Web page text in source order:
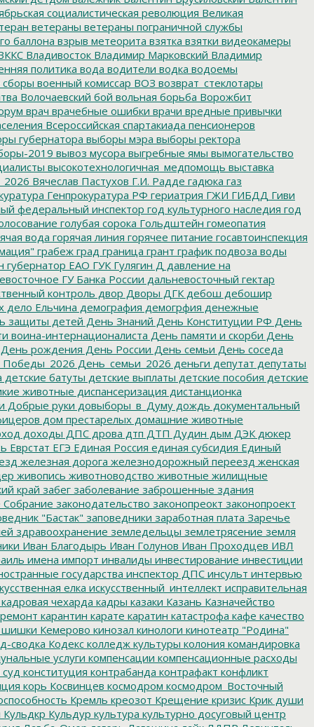
социалистическая революция Великая
ветераны ветераны пограничной службы
баллона взрыв метеорита взятка взятки видеокамеры
Владивосток Владимир Марковский Владимир
политика вода водители водка водоемы
военный комиссар ВОЗ возврат_стеклотары
Волочаевский бой вольная борьба Ворожбит
врач врачебные ошибки врачи вредные привычки
Всероссийская спартакиада пенсионеров
губернатора выборы мэра выборы ректора
2019 вывоз мусора выгребные ямы вымогательство
высокотехнологичная_медпомощь выставка
Вячеслав Пастухов Г.И. Радде гадюка газ
Генпрокуратура РФ гериатрия ГЖИ ГИБДД Гиви
федеральный инспектор год культурного наследия год
голубая сорока Гольдштейн гомеопатия
вода горячая линия горячее питание госавтоинспекция
грабеж град граница грант график подвоза воды
губернатор ЕАО ГУК Гулягин Д давление на
ГУ Банка России дальневосточный гектар
контроль двор Дворы ДГК дебош дебошир
дело Ельчина демография демогрфия денежные
защиты детей День Знаний День Конституции РФ День
воина-интернационалиста День памяти и скорби День
День рождения День России День семьи День соседа
День_семьи_2026 деньги депутат депутаты
детские батуты детские выплаты детские пособия детские
животные диспансеризация дистанционка
Добрые руки довыборы_в_Думу дождь документальный
дом престарелых домашние животные
доходы ДПС дрова дтп ДТП Дудин дым ДЭК дюкер
Еврстат ЕГЭ Единая Россия единая субсидия Единый
железная дорога железнодорожный переезд женская
живопись животноводство животные жилищные
край забег заболевание заброшенные здания
Собрание законодательство законопреокт законопроект
"Бастак" заповедники заработная плата Заречье
здравоохранение земледельцы землетрясение земля
Иван Благодырь Иван Голунов Иван Проходцев ИВЛ
имена импорт инвалиды инвестирование инвестиции
государства инспектор ДПС инсульт интервью
елка искусственный_интеллект исправительная
кадровая чехарда кадры казаки Казань Казначейство
карантин карате каратин катастрофа кафе качество
шишки Кемерово кинозал кинологи кинотеатр "Родина"
сводка Кодекс колледж культуры колония командировка
услуги компенсации компенсационные расходы
конституция контрабанда контрафакт конфликт
корь Косвинцев космодром космодром_Восточный
Кремль креозот Крещение кризис Крик души
Кульдкр Кульдур культура культурно досуговый центр